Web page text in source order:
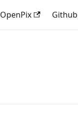
OpenPix Github